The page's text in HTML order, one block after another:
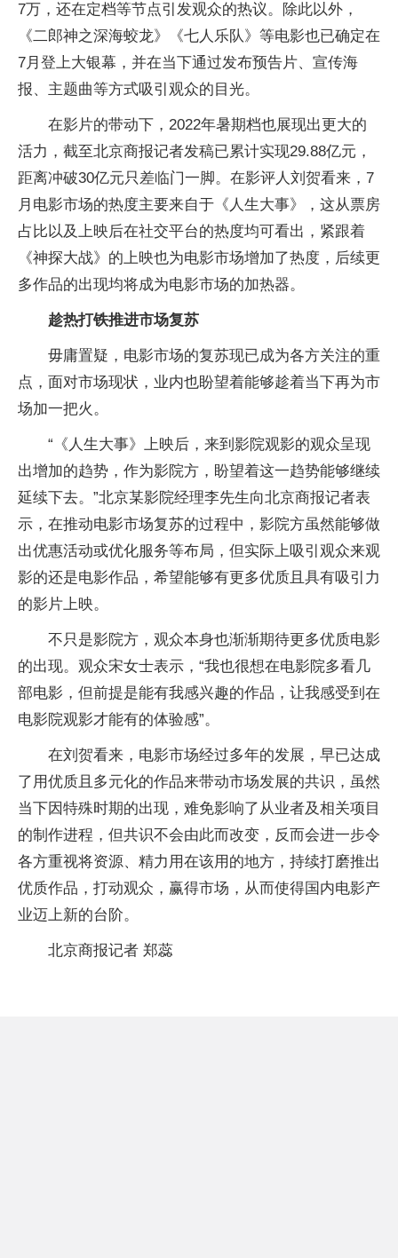
7万，还在定档等节点引发观众的热议。除此以外，
《二郎神之深海蛟龙》《七人乐队》等电影也已确定在
7月登上大银幕，并在当下通过发布预告片、宣传海
报、主题曲等方式吸引观众的目光。
在影片的带动下，2022年暑期档也展现出更大的
活力，截至北京商报记者发稿已累计实现29.88亿元，
距离冲破30亿元只差临门一脚。在影评人刘贺看来，7
月电影市场的热度主要来自于《人生大事》，这从票房
占比以及上映后在社交平台的热度均可看出，紧跟着
《神探大战》的上映也为电影市场增加了热度，后续更
多作品的出现均将成为电影市场的加热器。
趁热打铁推进市场复苏
毋庸置疑，电影市场的复苏现已成为各方关注的重
点，面对市场现状，业内也盼望着能够趁着当下再为市
场加一把火。
“《人生大事》上映后，来到影院观影的观众呈现
出增加的趋势，作为影院方，盼望着这一趋势能够继续
延续下去。”北京某影院经理李先生向北京商报记者表
示，在推动电影市场复苏的过程中，影院方虽然能够做
出优惠活动或优化服务等布局，但实际上吸引观众来观
影的还是电影作品，希望能够有更多优质且具有吸引力
的影片上映。
不只是影院方，观众本身也渐渐期待更多优质电影
的出现。观众宋女士表示，“我也很想在电影院多看几
部电影，但前提是能有我感兴趣的作品，让我感受到在
电影院观影才能有的体验感”。
在刘贺看来，电影市场经过多年的发展，早已达成
了用优质且多元化的作品来带动市场发展的共识，虽然
当下因特殊时期的出现，难免影响了从业者及相关项目
的制作进程，但共识不会由此而改变，反而会进一步令
各方重视将资源、精力用在该用的地方，持续打磨推出
优质作品，打动观众，赢得市场，从而使得国内电影产
业迈上新的台阶。
北京商报记者 郑蕊